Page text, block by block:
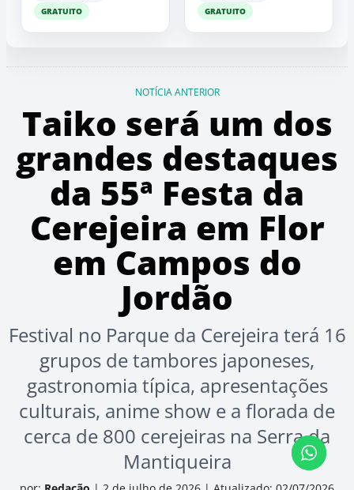
GRATUITO
GRATUITO
NOTÍCIA ANTERIOR
Taiko será um dos
grandes destaques
da 55ª Festa da
Cerejeira em Flor
em Campos do
Jordão
Festival no Parque da Cerejeira terá 16
grupos de tambores japoneses,
gastronomia típica, apresentações
culturais, anime show e a florada de
cerca de 800 cerejeiras na Serra da
Mantiqueira